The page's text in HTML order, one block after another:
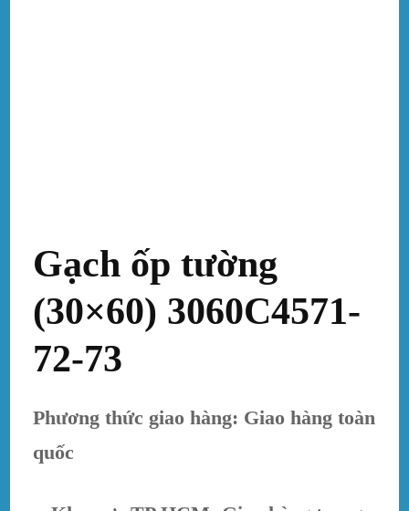
Gạch ốp tường
(30×60) 3060C4571-
72-73
Phương thức giao hàng: Giao hàng toàn
quốc